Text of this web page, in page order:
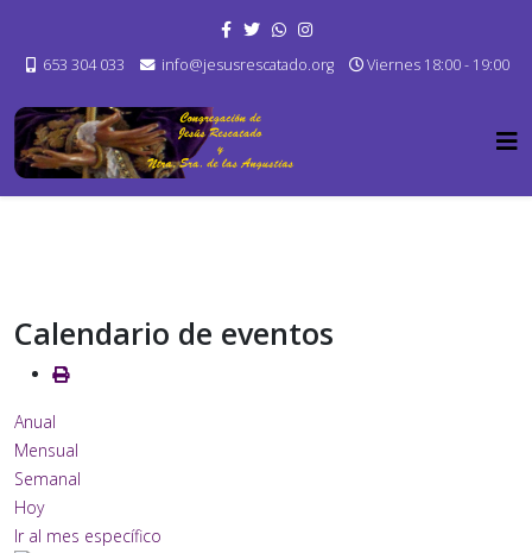
653 304 033 info@jesusrescatado.org Viernes 18:00 - 19:00
Calendario de eventos
Anual
Mensual
Semanal
Hoy
Ir al mes específico